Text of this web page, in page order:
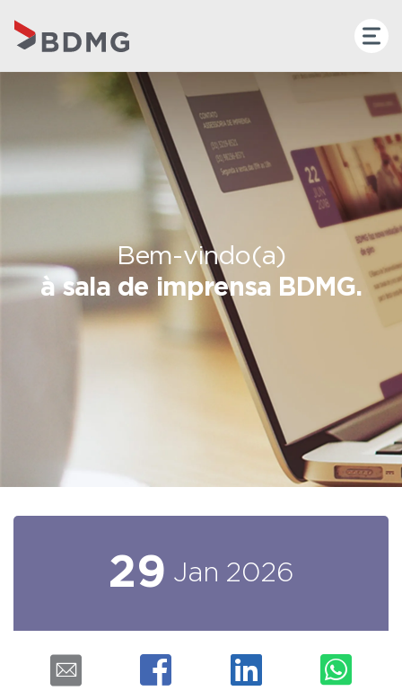
Bem-vindo(a)
à sala de imprensa BDMG.
29 Jan 2026